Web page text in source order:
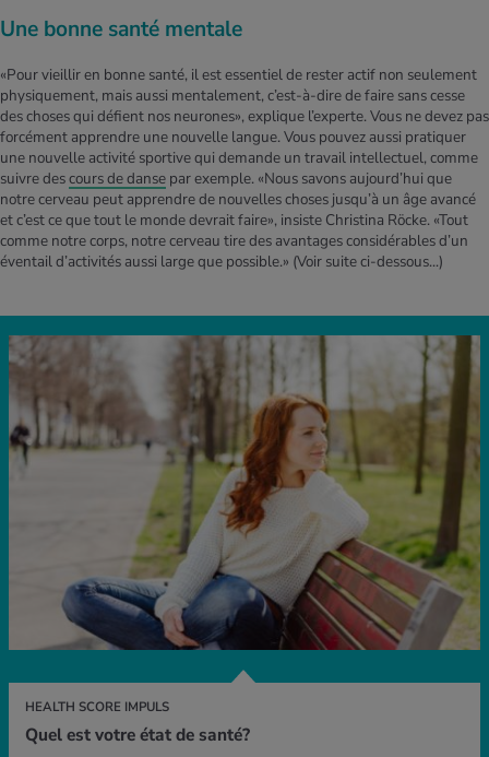
Une bonne santé mentale
«Pour vieillir en bonne santé, il est essentiel de rester actif non seulement
physiquement, mais aussi mentalement, c’est-à-dire de faire sans cesse
des choses qui défient nos neurones», explique l’experte. Vous ne devez pas
forcément apprendre une nouvelle langue. Vous pouvez aussi pratiquer
une nouvelle activité sportive qui demande un travail intellectuel, comme
suivre descours de danse par exemple. «Nous savons aujourd’hui que
notre cerveau peut apprendre de nouvelles choses jusqu’à un âge avancé
et c’est ce que tout le monde devrait faire», insiste Christina Röcke. «Tout
comme notre corps, notre cerveau tire des avantages considérables d’un
éventail d’activités aussi large que possible.» (Voir suite ci-dessous...)
HEALTH SCORE IMPULS
Quel est votre état de santé?